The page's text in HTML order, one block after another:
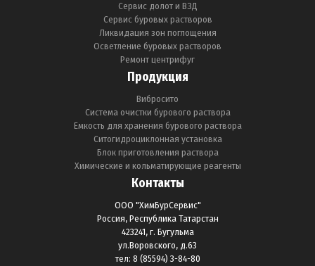
Сервис долот и ВЗД
Сервис буровых растворов
Ликвидация зон поглощения
Осветление буровых растворов
Ремонт центрифуг
Продукция
Вибросито
Система очистки бурового раствора
Емкость для хранения бурового раствора
Ситогидроциклонная установка
Блок приготовления раствора
Химические и кольматирующие реагенты
Контакты
ООО "ХимБурСервис"
Россия, Республика Татарстан
423241, г. Бугульма
ул.Воровского, д.63
тел: 8 (85594) 3-84-80